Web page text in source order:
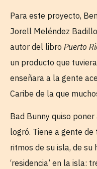
Para este proyecto,
Jorell Meléndez
autor del libro Puerto
un producto que
enseñara a la gente
Caribe de la que
Bad Bunny quiso
logró. Tiene a gente
ritmos de su isla, de su
‘residencia’ en la isla: